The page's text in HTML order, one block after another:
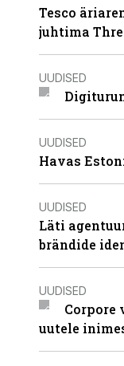
Tesco
juhtima
UUDISED
UUDISED
Havas
UUDISED
Läti
brändide
UUDISED
Corpore
uutele